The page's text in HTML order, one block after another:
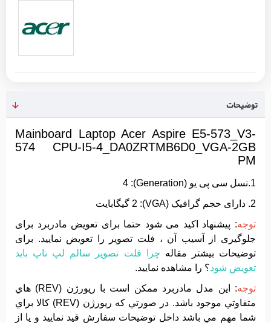
توضیحات
Mainboard Laptop Acer Aspire E5-573_V3-
574 CPU-I5-4_DA0ZRTMB6D0_VGA-2GB
PM
1.نسل سی پی یو (Generation): 4
2. دارای حجم گرافیک (VGA): 2 گیگابایت
توجه: پیشنهاد اکید می شود حتما برای تعویض مادربرد برای
جلوگیری از آسیب آن ، فلت تصویر را تعویض نمایید. برای
توضیحات بیشتر مقاله چرا فلت تصویر سالم لپ تاپ باید
تعویض شود؟ را مشاهده نمایید.
توجه
: اين مدل مادربرد ممکن است با ريورژن (REV) هاي
متفاوتي موجود باشد. در صورتي که ريورژن (REV) کالا براي
شما مهم مي باشد داخل توضيحات سفارش قيد نماييد و يا از